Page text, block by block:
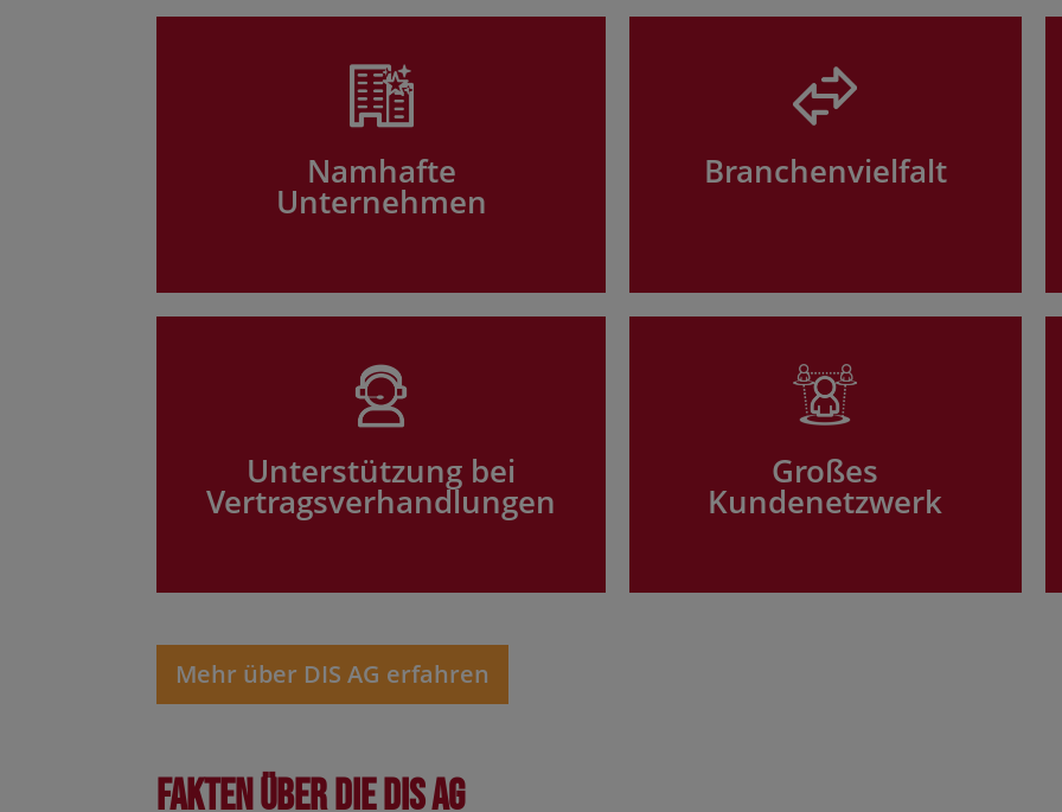
Namhafte
Unternehmen
Branchenvielfalt
Unterstützung bei
Vertragsverhandlungen
Großes
Kundenetzwerk
Mehr über DIS AG erfahren
Fakten über die DIS AG